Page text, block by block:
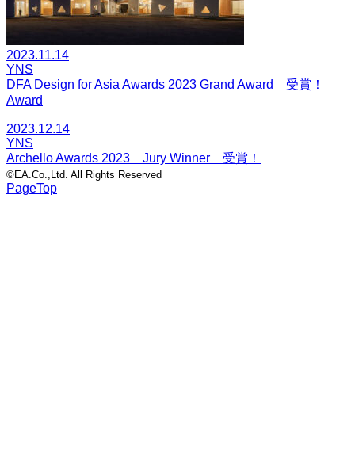
2023.11.14
YNS
DFA Design for Asia Awards 2023 Grand Award 受賞！
Award
2023.12.14
YNS
Archello Awards 2023 Jury Winner 受賞！
©EA.Co.,Ltd. All Rights Reserved
PageTop